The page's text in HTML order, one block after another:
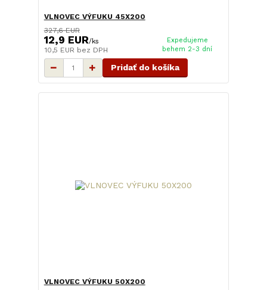
VLNOVEC VÝFUKU 45X200
327,6 EUR
12,9 EUR/ks
10,5 EUR bez DPH
Expedujeme
behem 2-3 dní
Pridať do košíka
VLNOVEC VÝFUKU 50X200